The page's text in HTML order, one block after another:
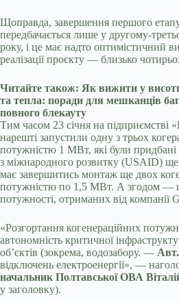
Щоправда, завершення першого
передбачається лише у другому-
року, і це має надто оптимістичний
реалізації проєкту — близько
Читайте також: Як вижити у
та тепла: поради для мешканців
повного блекауту
Тим часом 23 січня на підприємстві
нарешті запустили одну з трьох
потужністю 1 МВт, які були
з міжнародного розвитку (USAID)
має завершитись монтаж ще двох
потужністю по 1,5 МВт. А згодом —
потужності, отриманих від компанії
«Розгортання когенераційних
автономність критичної
об’єктів (зокрема, водозабору. — Авт.
відключень електроенергії», —
начальник Полтавської ОВА
у заголовку).